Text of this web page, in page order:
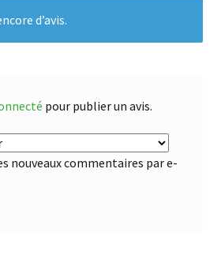
d’avis.
pour publier un avis.
nouveaux commentaires par e-